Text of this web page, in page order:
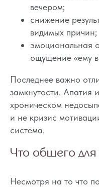
вечером;
снижение
видимых причин;
эмоциональная
ощущение «ему
Последнее важно
замкнутости. Апатия
хроническом
и не кризис
система.
Что общего для
Несмотря на то что